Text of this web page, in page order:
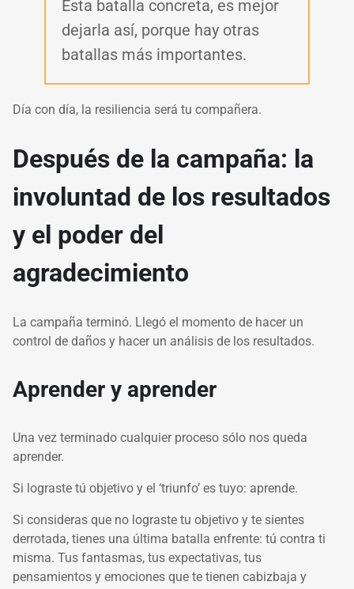
Esta batalla concreta, es mejor
dejarla así, porque hay otras
batallas más importantes.
Día con día, la resiliencia será tu compañera.
Después de la campaña: la
involuntad de los resultados
y el poder del
agradecimiento
La campaña terminó. Llegó el momento de hacer un
control de daños y hacer un análisis de los resultados.
Aprender y aprender
Una vez terminado cualquier proceso sólo nos queda
aprender.
Si lograste tú objetivo y el ‘triunfo’ es tuyo: aprende.
Si consideras que no lograste tu objetivo y te sientes
derrotada, tienes una última batalla enfrente: tú contra ti
misma. Tus fantasmas, tus expectativas, tus
pensamientos y emociones que te tienen cabizbaja y